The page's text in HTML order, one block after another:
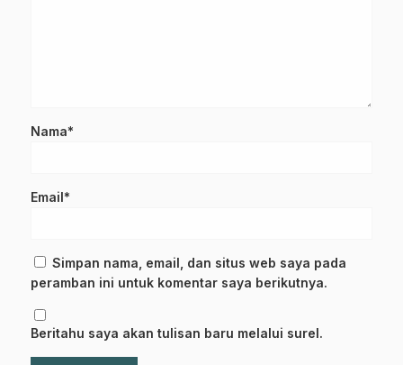
Nama*
Email*
Simpan nama, email, dan situs web saya pada
peramban ini untuk komentar saya berikutnya.
Beritahu saya akan tulisan baru melalui surel.